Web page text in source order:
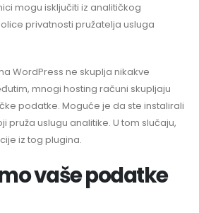
mogu isključiti iz analitičkog
privatnosti pružatelja usluga
WordPress ne skuplja nikakve
mnogi hosting računi skupljaju
podatke. Moguće je da ste instalirali
pruža uslugu analitike. U tom slučaju,
iz tog plugina.
vaše podatke